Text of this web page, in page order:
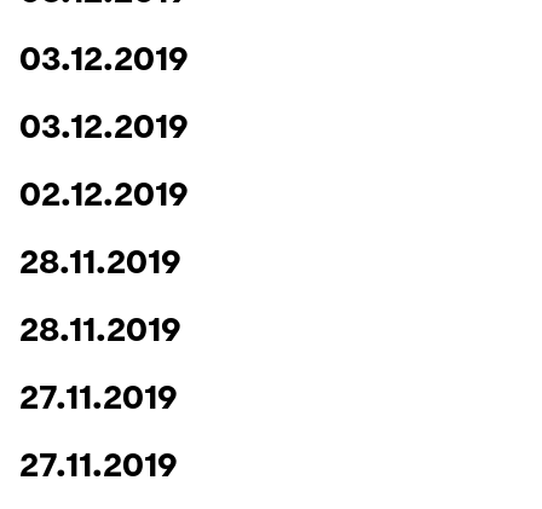
Lehre und Lernen
Best Practices Lehre
LearnING Center
„Biobasierte Prozesse und
Institute im Überblick
03.12.2019
03.12.2019
02.12.2019
28.11.2019
28.11.2019
27.11.2019
27.11.2019